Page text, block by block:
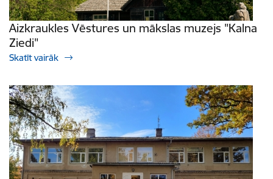
Aizkraukles Vēstures un mākslas muzejs "Kalna
Ziedi"
Skatīt vairāk